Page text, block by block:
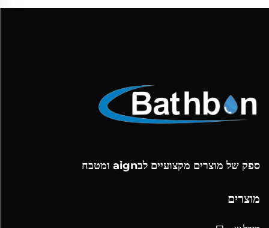
ספק של מוצרים מקצועיים לבaign ומטבח
מוצרים